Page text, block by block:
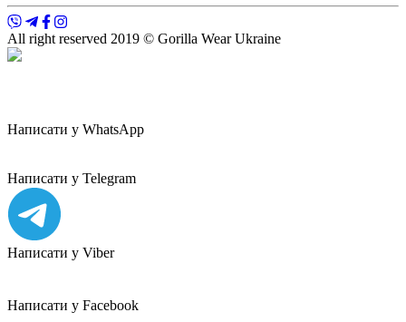
All right reserved 2019 © Gorilla Wear Ukraine
Написати у WhatsApp
Написати у Telegram
Написати у Viber
Написати у Facebook